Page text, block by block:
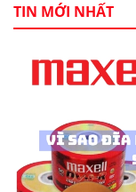
TIN MỚI NHẤT